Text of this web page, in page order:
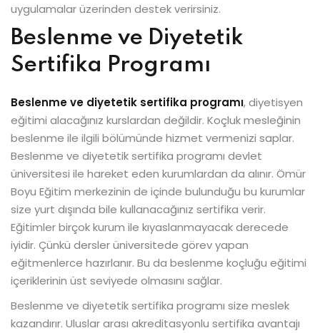
uygulamalar üzerinden destek verirsiniz.
Beslenme ve Diyetetik
Sertifika Programı
Beslenme ve diyetetik sertifika programı, diyetisyen
eğitimi alacağınız kurslardan değildir. Koçluk mesleğinin
beslenme ile ilgili bölümünde hizmet vermenizi saplar.
Beslenme ve diyetetik sertifika programı devlet
üniversitesi ile hareket eden kurumlardan da alınır. Ömür
Boyu Eğitim merkezinin de içinde bulunduğu bu kurumlar
size yurt dışında bile kullanacağınız sertifika verir.
Eğitimler birçok kurum ile kıyaslanmayacak derecede
iyidir. Çünkü dersler üniversitede görev yapan
eğitmenlerce hazırlanır. Bu da beslenme koçluğu eğitimi
içeriklerinin üst seviyede olmasını sağlar.
Beslenme ve diyetetik sertifika programı size meslek
kazandırır. Uluslar arası akreditasyonlu sertifika avantajı